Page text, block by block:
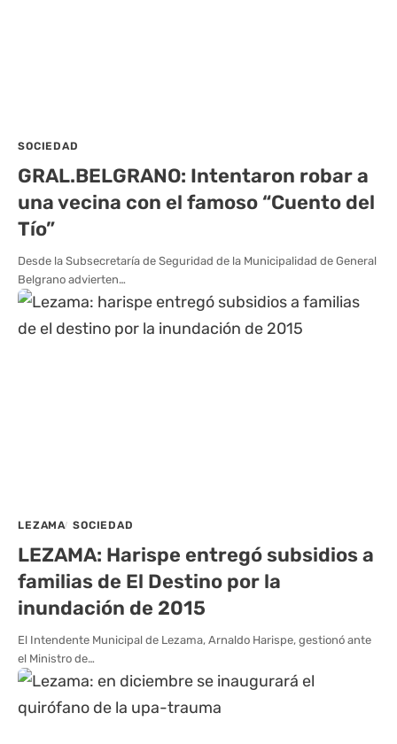
SOCIEDAD
GRAL.BELGRANO: Intentaron robar a
una vecina con el famoso “Cuento del
Tío”
Desde la Subsecretaría de Seguridad de la Municipalidad de General
Belgrano advierten…
LEZAMA SOCIEDAD
LEZAMA: Harispe entregó subsidios a
familias de El Destino por la
inundación de 2015
El Intendente Municipal de Lezama, Arnaldo Harispe, gestionó ante
el Ministro de…